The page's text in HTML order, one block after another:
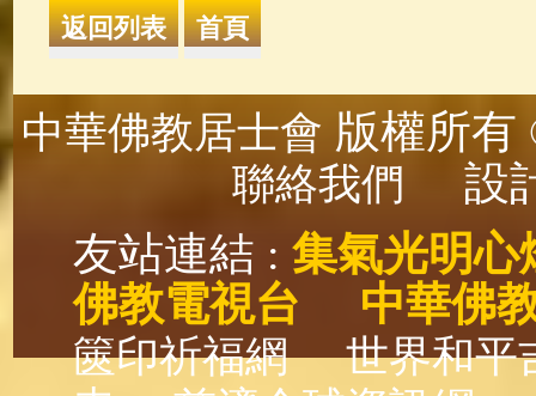
中華佛教居士會 版權所
聯絡我們
設
友站連結 : 集氣光明心
佛教電視台
中華佛
篋印祈福網
世界和平